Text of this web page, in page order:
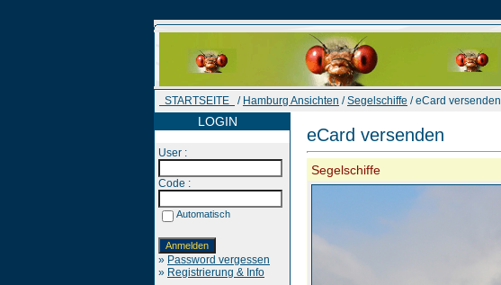
STARTSEITE / Hamburg Ansichten /Segelschiffe / eCard versenden
LOGIN
User :
Code :
Automatisch
» Password vergessen
» Registrierung & Info
eCard versenden
Segelschiffe